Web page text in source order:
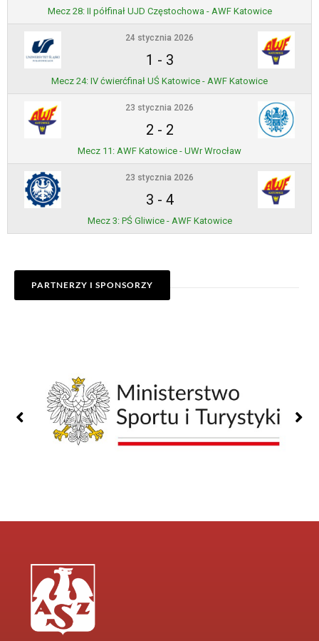
Mecz 28: II półfinał UJD Częstochowa - AWF Katowice
24 stycznia 2026
1 - 3
Mecz 24: IV ćwierćfinał UŚ Katowice - AWF Katowice
23 stycznia 2026
2 - 2
Mecz 11: AWF Katowice - UWr Wrocław
23 stycznia 2026
3 - 4
Mecz 3: PŚ Gliwice - AWF Katowice
PARTNERZY I SPONSORZY